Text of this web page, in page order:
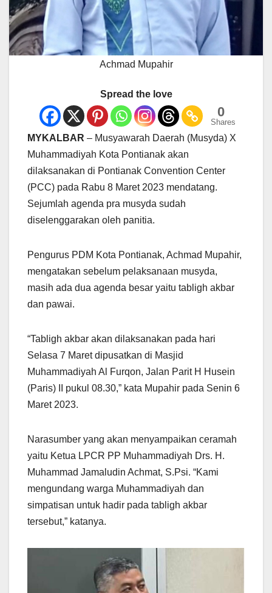
Achmad Mupahir
Spread the love
0
Shares
MYKALBAR – Musyawarah Daerah (Musyda) X
Muhammadiyah Kota Pontianak akan
dilaksanakan di Pontianak Convention Center
(PCC) pada Rabu 8 Maret 2023 mendatang.
Sejumlah agenda pra musyda sudah
diselenggarakan oleh panitia.
Pengurus PDM Kota Pontianak, Achmad Mupahir,
mengatakan sebelum pelaksanaan musyda,
masih ada dua agenda besar yaitu tabligh akbar
dan pawai.
“Tabligh akbar akan dilaksanakan pada hari
Selasa 7 Maret dipusatkan di Masjid
Muhammadiyah Al Furqon, Jalan Parit H Husein
(Paris) II pukul 08.30,” kata Mupahir pada Senin 6
Maret 2023.
Narasumber yang akan menyampaikan ceramah
yaitu Ketua LPCR PP Muhammadiyah Drs. H.
Muhammad Jamaludin Achmat, S.Psi. “Kami
mengundang warga Muhammadiyah dan
simpatisan untuk hadir pada tabligh akbar
tersebut,” katanya.